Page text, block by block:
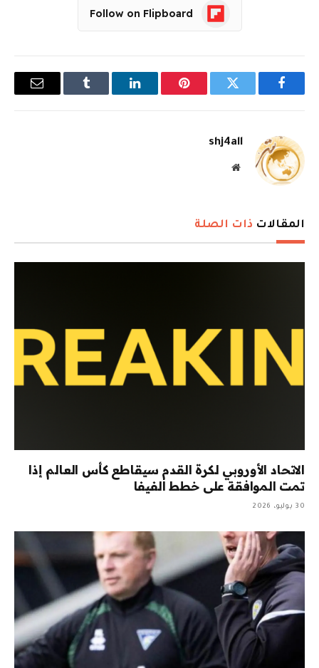
Follow on Flipboard
فيسبوك تويتر بينتيريستلينكدإن Tumblr
البريد
shj4all
موقع
المقالات ذات الصلة
الاتحاد الأوروبي لكرة القدم سيقاطع كأس العالم إذا
تمت الموافقة على خطط الفيفا
30 يوليو، 2026